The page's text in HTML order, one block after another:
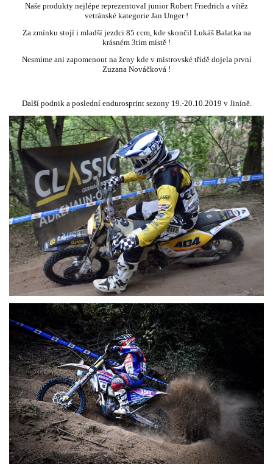
Naše produkty nejlépe reprezentoval junior Robert Friedrich a vítěz
vetránské kategorie Jan Unger !
Za zmínku stojí i mladší jezdci 85 ccm, kde skončil Lukáš Balatka na
krásném 3tím místě !
Nesmíme ani zapomenout na ženy kde v mistrovské třídě dojela první
Zuzana Nováčková !
Další podnik a poslední endurosprint sezony 19.-20.10.2019 v Jiníně.